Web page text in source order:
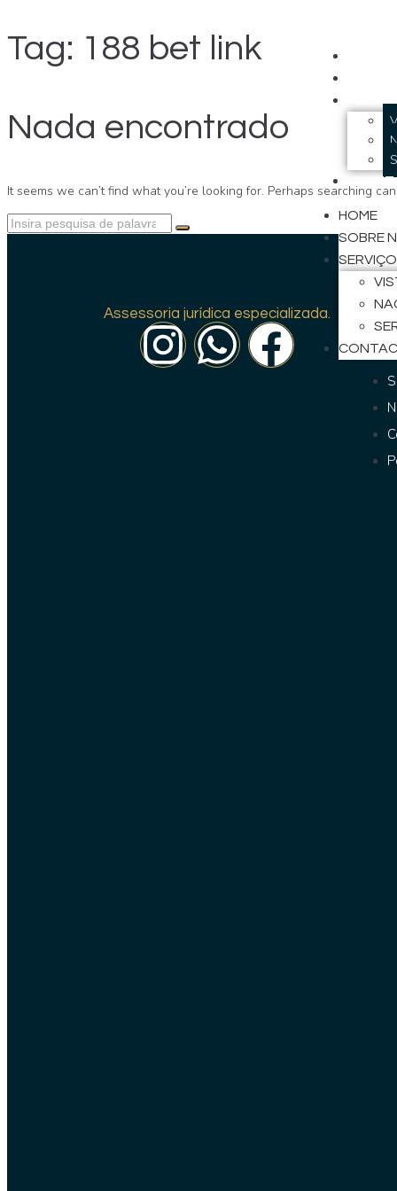
HOME
SOBRE
Tag: 188 bet link
Nada encontrado
It seems we can’t find what you’re looking for. Perhaps searching
Assessoria jurídica especializada.